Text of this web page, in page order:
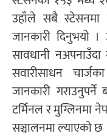
उहाँले सबै स्टेसनमा
जानकारी दिनुभयो ।
सावधानी
सवारीसाधन
जानकारी
टर्मिनल र मुग्लिनमा
सञ्चालनमा ल्याएको छ